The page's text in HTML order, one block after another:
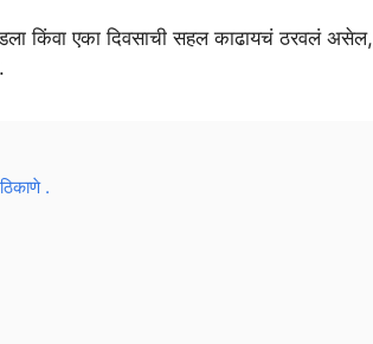
किंवा एका दिवसाची सहल काढायचं ठरवलं
.